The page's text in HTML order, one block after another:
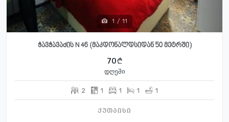
1 / 11
ჭავჭავაძის N 46 (მაკდონალდსიდან 50 მეტრში)
70
დღეში
2 1 1 1 1
ქუთაისი